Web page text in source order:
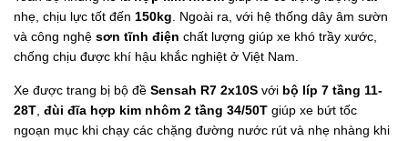
nhẹ, chịu lực tốt đến 150kg . Ngoài ra, với hệ thống dây âm sườn
và công nghệ sơn tĩnh điện chất lượng giúp xe khó trầy xước,
chống chịu được khí hậu khắc nghiệt ở Việt Nam.
Xe được trang bị bộ đề Sensah R7 2x10S với bộ líp 7 tầng 11-
28T đùi đĩa hợp kim nhôm 2 tầng 34/50T giúp xe bứt tốc
ngoạn mục khi chạy các chặng đường nước rút và nhẹ nhàng khi